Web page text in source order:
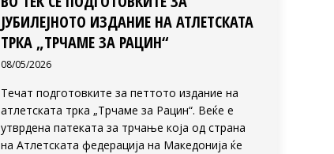
ЈУБИЛЕЈНОТО ИЗДАНИЕ НА АТЛЕТСКАТА
ТРКА „ТРЧАМЕ ЗА РАЦИН“
08/05/2026
Течат подготовките за петтото издание на
атлетската трка „Трчаме за Рацин“. Веќе е
утврдена патеката за трчање која од страна
на Атлетската федерација на Македонија ќе